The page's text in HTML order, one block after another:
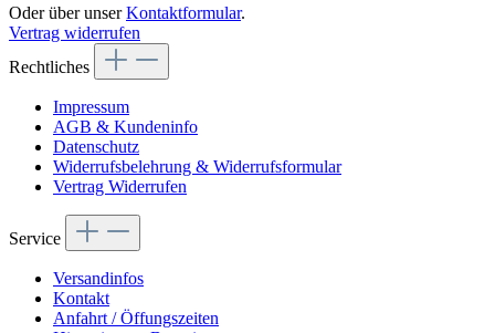
Oder über unserKontaktformular.
Vertrag widerrufen
Rechtliches
Impressum
AGB & Kundeninfo
Datenschutz
Widerrufsbelehrung & Widerrufsformular
Vertrag Widerrufen
Service
Versandinfos
Kontakt
Anfahrt / Öffungszeiten